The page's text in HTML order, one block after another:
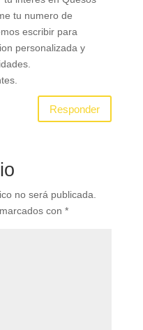
tu numero de
escribir para
personalizada y
Responder
no será publicada.
con *